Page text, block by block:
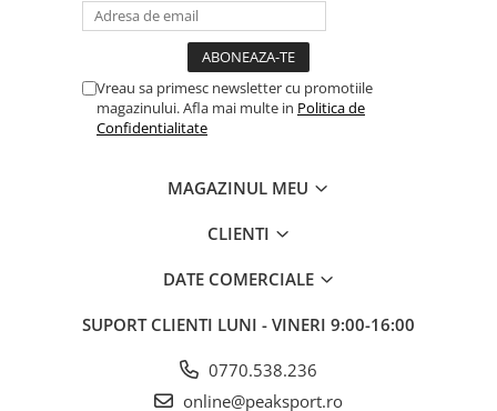
Vreau sa primesc newsletter cu promotiile
magazinului. Afla mai multe in Politica de
Confidentialitate
MAGAZINUL MEU
CLIENTI
DATE COMERCIALE
SUPORT CLIENTI LUNI - VINERI 9:00-16:00
0770.538.236
online@peaksport.ro